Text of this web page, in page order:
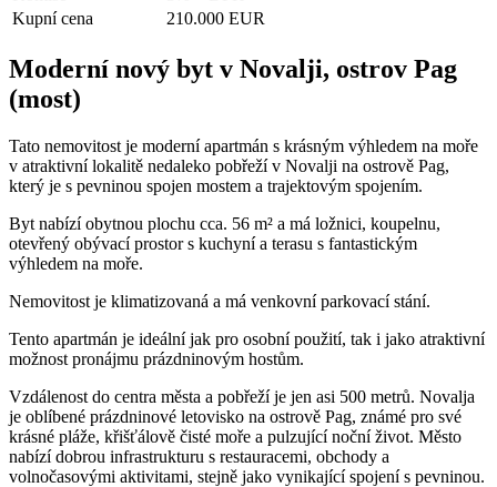
Kupní cena
210.000 EUR
Moderní nový byt v Novalji, ostrov Pag
(most)
Tato nemovitost je moderní apartmán s krásným výhledem na moře
v atraktivní lokalitě nedaleko pobřeží v Novalji na ostrově Pag,
který je s pevninou spojen mostem a trajektovým spojením.
Byt nabízí obytnou plochu cca. 56 m² a má ložnici, koupelnu,
otevřený obývací prostor s kuchyní a terasu s fantastickým
výhledem na moře.
Nemovitost je klimatizovaná a má venkovní parkovací stání.
Tento apartmán je ideální jak pro osobní použití, tak i jako atraktivní
možnost pronájmu prázdninovým hostům.
Vzdálenost do centra města a pobřeží je jen asi 500 metrů. Novalja
je oblíbené prázdninové letovisko na ostrově Pag, známé pro své
krásné pláže, křišťálově čisté moře a pulzující noční život. Město
nabízí dobrou infrastrukturu s restauracemi, obchody a
volnočasovými aktivitami, stejně jako vynikající spojení s pevninou.